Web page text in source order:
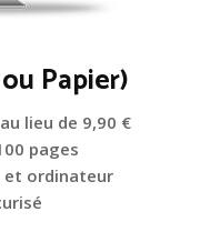
Papier)
lieu de 9,90 €
pages
et ordinateur